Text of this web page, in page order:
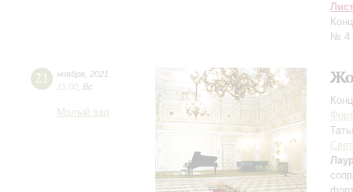
Лист
№ 4
21 ноября 2021
15:00 Вс
Малый зал